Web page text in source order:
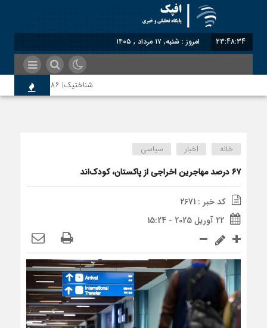
23:48:34 امروز : شنبه, ۱۷ مرداد , ۱۴۰۵
شناختیک| ۸۶ درصد مهاجران حامی ایران در جنگ؛ ۷۵ درصد مهاجران دولت چهاردهم را خیرخواه خود نمی‌دانند
رضا صادقی: بدرقه میهمان با توهین،
خانه اخبار سیاسی
۶۷ درصد مهاجرین اخراجی از پاکستان، کودک‌اند
کد خبر : 2671
22 آوریل 2025 - 15:24